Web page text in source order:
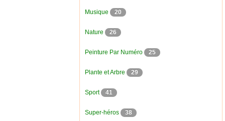
Musique 20
Nature 26
Peinture Par Numéro 25
Plante et Arbre 29
Sport 41
Super-héros 38